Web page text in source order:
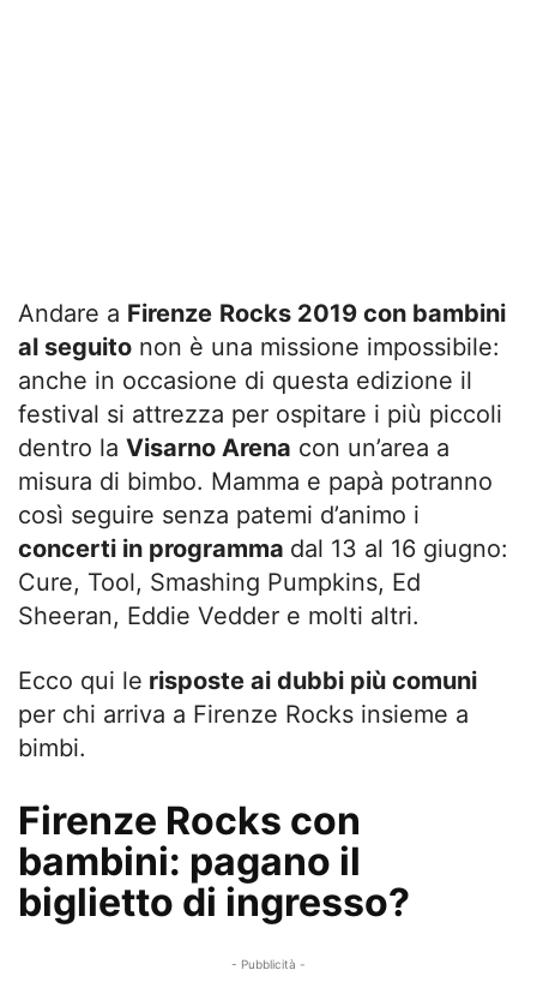
Andare a Firenze Rocks 2019 con bambini
al seguito non è una missione impossibile:
anche in occasione di questa edizione il
festival si attrezza per ospitare i più piccoli
dentro la Visarno Arena con un’area a
misura di bimbo. Mamma e papà potranno
così seguire senza patemi d’animo i
concerti in programma dal 13 al 16 giugno:
Cure, Tool, Smashing Pumpkins, Ed
Sheeran, Eddie Vedder e molti altri.
Ecco qui le risposte ai dubbi più comuni
per chi arriva a Firenze Rocks insieme a
bimbi.
Firenze Rocks con
bambini: pagano il
biglietto di ingresso?
- Pubblicità -